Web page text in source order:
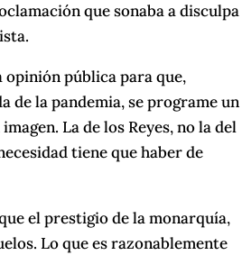
que sonaba a disculpa
opinión pública para que,
de la pandemia, se programe un
La de los Reyes, no la del
tiene que haber de
el prestigio de la monarquía,
Lo que es razonablemente